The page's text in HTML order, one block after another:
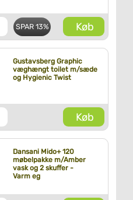
SPAR 13% Køb
Gustavsberg Graphic
væghængt toilet m/sæde
og Hygienic Twist
Køb
Dansani Mido+ 120
møbelpakke m/Amber
vask og 2 skuffer -
Varm eg